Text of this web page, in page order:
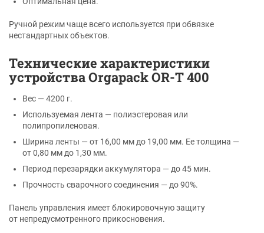
Ручной режим чаще всего используется при обвязке
нестандартных объектов.
Технические характеристики
устройства Orgapack OR-T 400
Вес — 4200 г.
Используемая лента — полиэстеровая или
полипропиленовая.
Ширина ленты — от 16,00 мм до 19,00 мм. Ее толщина —
от 0,80 мм до 1,30 мм.
Период перезарядки аккумулятора — до 45 мин.
Прочность сварочного соединения — до 90%.
Панель управления имеет блокировочную защиту
от непредусмотренного прикосновения.